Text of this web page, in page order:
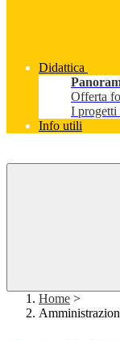
Didattica
Offerta
I progetti
Info utili
Home >